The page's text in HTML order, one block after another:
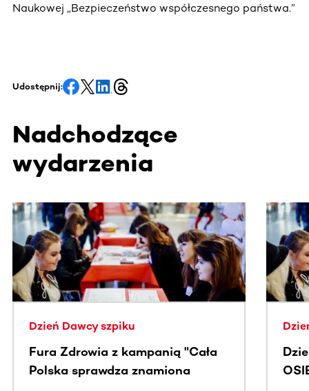
Naukowej „Bezpieczeństwo współczesnego państwa.”
Udostępnij:
Nadchodzące
wydarzenia
Ta sekcja zawiera treści przewijane w poziomie. Użyj
Dzień Dawcy szpiku
Fura Zdrowia z kampanią "Cała
Polska sprawdza znamiona